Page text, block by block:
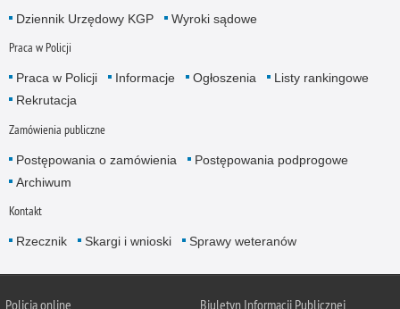
Dziennik Urzędowy KGP Wyroki sądowe
Praca w Policji
Praca w Policji Informacje Ogłoszenia
Listy rankingowe
Rekrutacja
Zamówienia publiczne
Postępowania o zamówienia
Postępowania podprogowe
Archiwum
Kontakt
Rzecznik Skargi i wnioski Sprawy weteranów
Policjaonline Biuletyn Informacji Publicznej